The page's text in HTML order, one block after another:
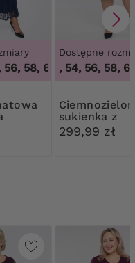
58, 60, 62, 64
58, 60 46, 48, 50,
Dostępne
48, 50, 54, 56, 58,
Ciemnozielona
sukienka z
koronką
299,99 zł